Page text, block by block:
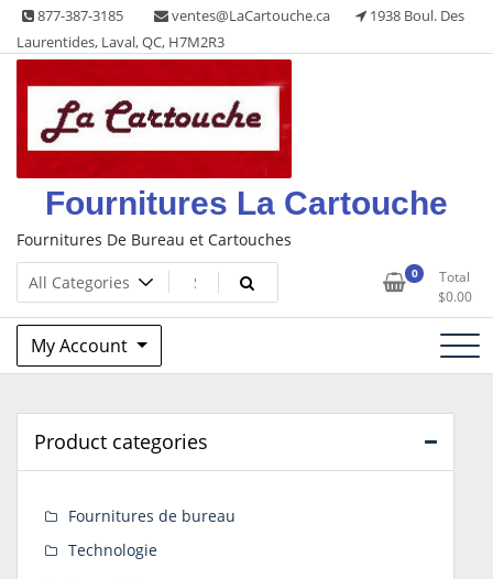
Skip
content
877-387-3185 ventes@LaCartouche.ca
1938 Boul. Des
Laurentides, Laval, QC, H7M2R3
Fournitures La Cartouche
Fournitures De Bureau et Cartouches
0
Total
$0.00
My Account
Product categories
Fournitures de bureau
Technologie